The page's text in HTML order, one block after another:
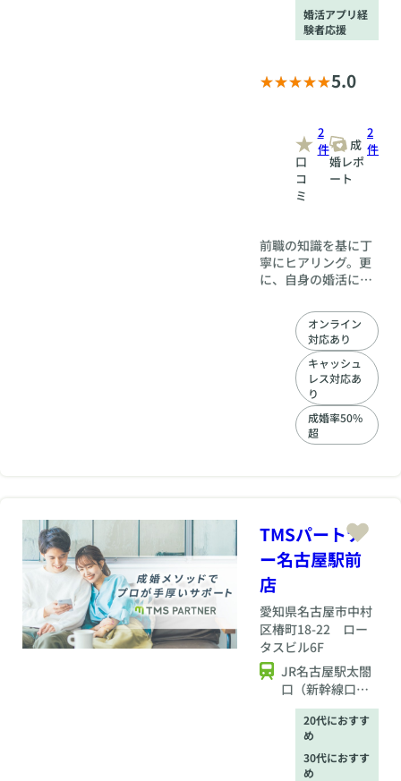
婚活アプリ経
験者応援
5.0
口
コ
ミ
2
件
成
婚レポ
ート
2
件
前職の知識を基に丁
寧にヒアリング。更
に、自身の婚活にも
ビュー経験から、初
対面の人と話すのが
苦手な方も安心して
婚活できる環境を整
えます。 また、多く
の取材先の魅力を伝
えてきた経験から自
己PR添削もお任せ下
オンライン
対応あり
キャッシュ
レス対応あ
り
成婚率50%
超
TMSパートナ
ー名古屋駅前
店
愛知県名古屋市中村
区椿町18-22 ロー
タスビル6F
JR名古屋駅太閤
口（新幹線口）
より徒歩2分
20代におすす
め
30代におすす
め